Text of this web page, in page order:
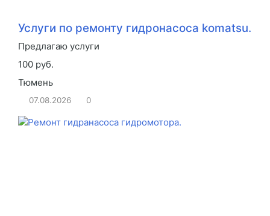
Услуги по ремонту гидронасоса komatsu.
Предлагаю услуги
100 руб.
Тюмень
07.08.2026 0